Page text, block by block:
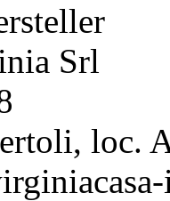
Srl
loc.